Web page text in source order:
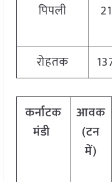
पिपली
रोहतक
कर्नाटक
मंडी
आवक
(टन
में)